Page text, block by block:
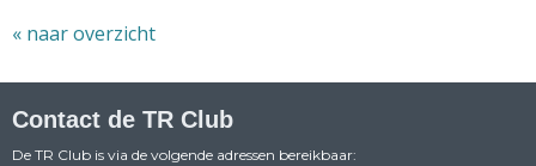
« naar overzicht
Contact de TR Club
De TR Club is via de volgende adressen bereikbaar: